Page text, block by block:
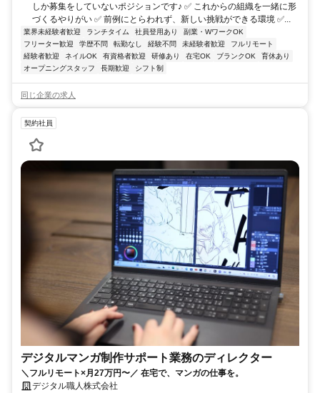
しか募集をしていないポジションです♪ ✅ これからの組織を一緒に形
づくるやりがい ✅ 前例にとらわれず、新しい挑戦ができる環境 ✅...
業界未経験者歓迎 ランチタイム 社員登用あり
副業・WワークOK
フリーター歓迎
学歴不問 転勤なし 経験不問 未経験者歓迎
フルリモート
経験者歓迎
ネイルOK 有資格者歓迎 研修あり 在宅OK ブランクOK
育休あり
オープニングスタッフ
長期歓迎 シフト制
同じ企業の求人
契約社員
デジタルマンガ制作サポート業務のディレクター
＼フルリモート×月27万円〜／ 在宅で、マンガの仕事を。
デジタル職人株式会社